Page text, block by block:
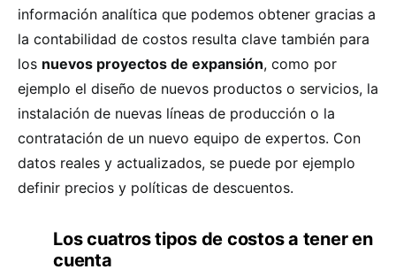
información analítica que podemos obtener gracias a
la contabilidad de costos resulta clave también para
los nuevos proyectos de expansión, como por
ejemplo el diseño de nuevos productos o servicios, la
instalación de nuevas líneas de producción o la
contratación de un nuevo equipo de expertos. Con
datos reales y actualizados, se puede por ejemplo
definir precios y políticas de descuentos.
Los cuatros tipos de costos a tener en
cuenta